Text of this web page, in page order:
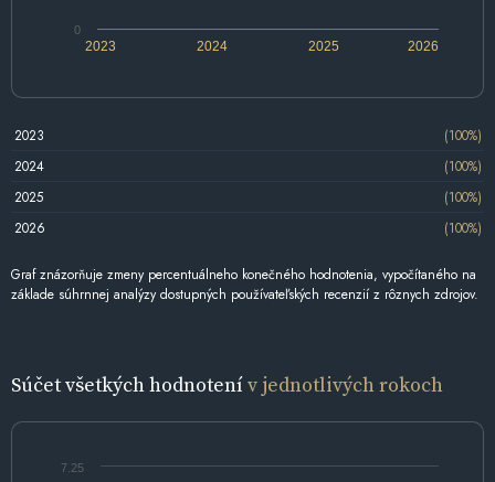
2024 2026
2023 2025
0
2023
(100%)
2024
(100%)
2025
(100%)
2026
(100%)
Graf znázorňuje zmeny percentuálneho konečného hodnotenia, vypočítaného na
základe súhrnnej analýzy dostupných používateľských recenzií z rôznych zdrojov.
Súčet všetkých hodnotenív jednotlivých rokoch
7.25